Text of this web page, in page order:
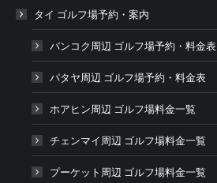
タイ ゴルフ場予約・案内
バンコク周辺 ゴルフ場予約・料金表
パタヤ周辺 ゴルフ場予約・料金表
ホアヒン周辺 ゴルフ場料金一覧
チェンマイ周辺 ゴルフ場料金一覧
プーケット周辺 ゴルフ場料金一覧